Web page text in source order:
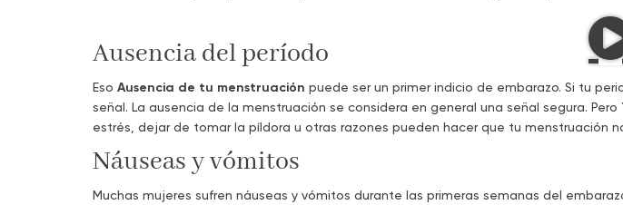
Ausencia del período
Eso Ausencia de tu menstruación puede ser un primer indicio de embarazo. Si tu
señal. La ausencia de la menstruación se considera en general una señal segura. Pero
estrés, dejar de tomar la píldora u otras razones pueden hacer que tu menstruación
Náuseas y vómitos
Muchas mujeres sufren náuseas y vómitos durante las primeras semanas del